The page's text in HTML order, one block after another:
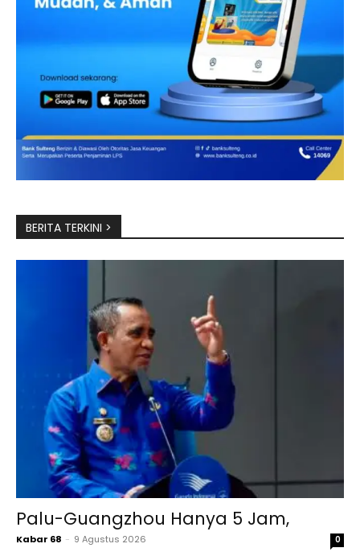
BERITA TERKINI >
Palu-Guangzhou Hanya 5 Jam,
Kabar 68 - 9 Agustus 2026 0